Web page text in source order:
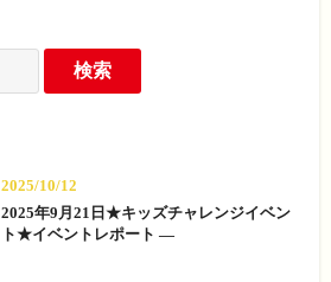
2025/10/12
2025年9月21日★キッズチャレンジイベン
ト★イベントレポート —